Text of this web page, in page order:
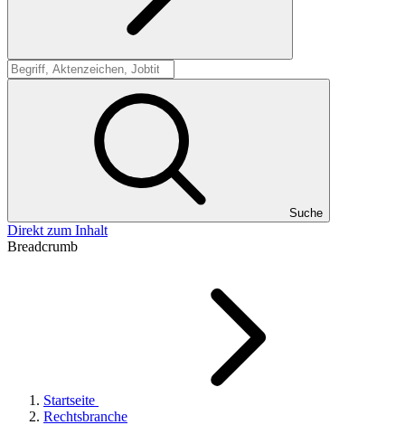
Suche
Suche
Direkt zum Inhalt
Breadcrumb
Startseite
Rechtsbranche